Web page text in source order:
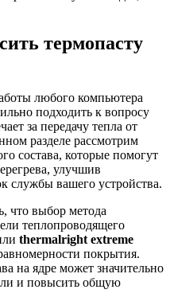
термопасту
любого компьютера
подходить к вопросу
за передачу тепла от
разделе рассмотрим
состава, которые помогут
улучшив
службы вашего устройства.
что выбор метода
теплопроводящего
thermalright extreme
покрытия.
на ядре может значительно
и повысить общую